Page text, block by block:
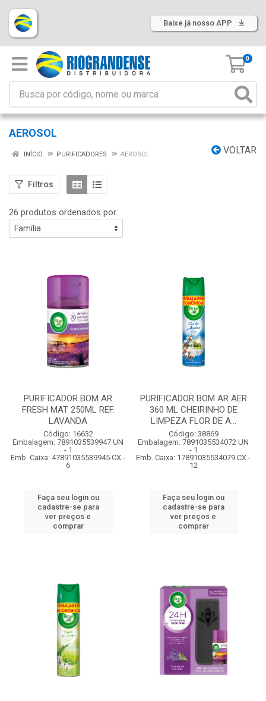
Baixe já nosso APP
0
AEROSOL
VOLTAR
INÍCIO PURIFICADORES AEROSOL
Filtros
26 produtos ordenados por:
PURIFICADOR BOM AR
FRESH MAT 250ML REF.
LAVANDA
Código: 16632
Embalagem: 7891035539947 UN
- 1
Emb. Caixa: 47891035539945 CX -
6
Faça seu login ou
cadastre-se para
ver preços e
comprar
PURIFICADOR BOM AR AER
360 ML CHEIRINHO DE
LIMPEZA FLOR DE A...
Código: 38869
Embalagem: 7891035534072 UN
- 1
Emb. Caixa: 17891035534079 CX -
12
Faça seu login ou
cadastre-se para
ver preços e
comprar